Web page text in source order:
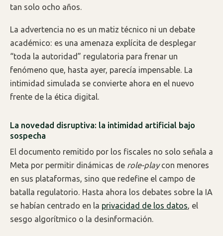
tan solo ocho años.
La advertencia no es un matiz técnico ni un debate
académico: es una amenaza explícita de desplegar
“toda la autoridad” regulatoria para frenar un
fenómeno que, hasta ayer, parecía impensable. La
intimidad simulada se convierte ahora en el nuevo
frente de la ética digital.
La novedad disruptiva: la intimidad artificial bajo
sospecha
El documento remitido por los fiscales no solo señala a
Meta por permitir dinámicas de role-playcon menores
en sus plataformas, sino que redefine el campo de
batalla regulatorio. Hasta ahora los debates sobre la IA
se habían centrado en la privacidad de los datos, el
sesgo algorítmico o la desinformación.